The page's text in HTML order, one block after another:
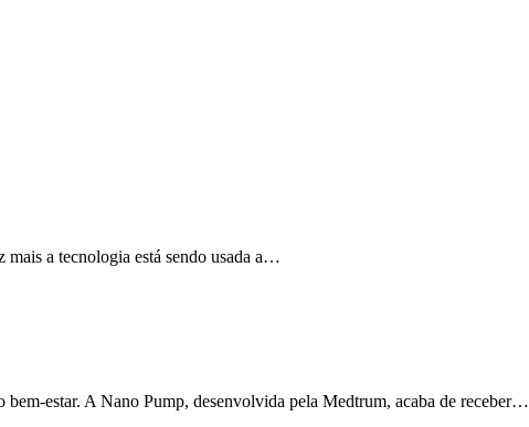
mais a tecnologia está sendo usada a…
estar. A Nano Pump, desenvolvida pela Medtrum, acaba de receber…